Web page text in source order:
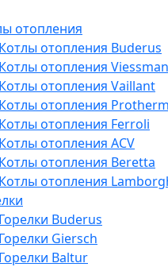
отопления
Котлы отопления Buderus
Котлы отопления
Котлы отопления Vaillant
Котлы отопления Protherm
Котлы отопления Ferroli
Котлы отопления ACV
Котлы отопления Beretta
Котлы отопления
Горелки Buderus
Горелки Giersch
Горелки Baltur